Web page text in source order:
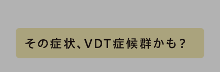
その症状、VDT症候群かも？